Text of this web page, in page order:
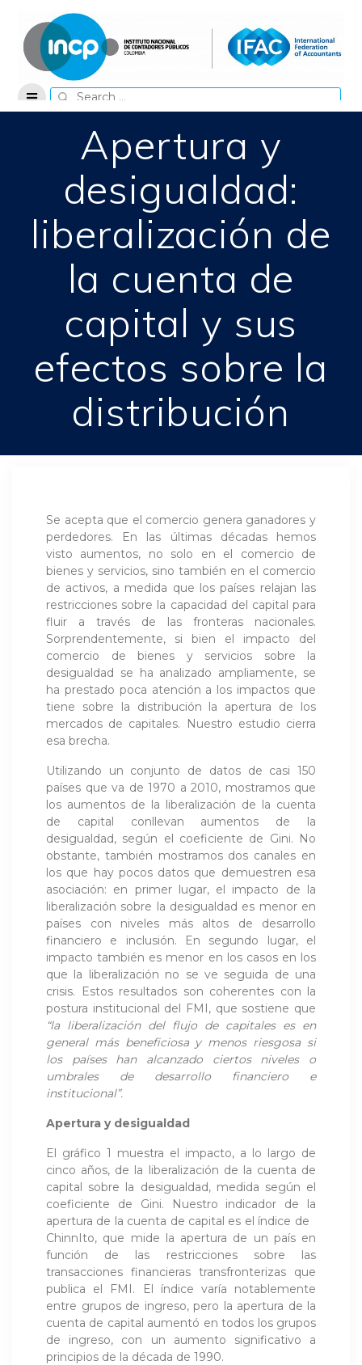
content
Search
for:
Apertura y
desigualdad:
liberalización de
la cuenta de
capital y sus
efectos sobre la
distribución
Se acepta que el comercio genera ganadores y
perdedores. En las últimas décadas hemos
visto aumentos, no solo en el comercio de
bienes y servicios, sino también en el comercio
de activos, a medida que los países relajan las
restricciones sobre la capacidad del capital para
fluir a través de las fronteras nacionales.
Sorprendentemente, si bien el impacto del
comercio de bienes y servicios sobre la
desigualdad se ha analizado ampliamente, se
ha prestado poca atención a los impactos que
tiene sobre la distribución la apertura de los
mercados de capitales. Nuestro estudio cierra
esa brecha.
Utilizando un conjunto de datos de casi 150
países que va de 1970 a 2010, mostramos que
los aumentos de la liberalización de la cuenta
de capital conllevan aumentos de la
desigualdad, según el coeficiente de Gini. No
obstante, también mostramos dos canales en
los que hay pocos datos que demuestren esa
asociación: en primer lugar, el impacto de la
liberalización sobre la desigualdad es menor en
países con niveles más altos de desarrollo
financiero e inclusión. En segundo lugar, el
impacto también es menor en los casos en los
que la liberalización no se ve seguida de una
crisis. Estos resultados son coherentes con la
postura institucional del FMI, que sostiene que
“la liberalización del flujo de capitales es en
general más beneficiosa y menos riesgosa si
los países han alcanzado ciertos niveles o
umbrales de desarrollo financiero e
institucional”.
Apertura y desigualdad
El gráfico 1 muestra el impacto, a lo largo de
cinco años, de la liberalización de la cuenta de
capital sobre la desigualdad, medida según el
coeficiente de Gini. Nuestro indicador de la
apertura de la cuenta de capital es el índice de
ChinnIto, que mide la apertura de un país en
función de las restricciones sobre las
transacciones financieras transfronterizas que
publica el FMI. El índice varía notablemente
entre grupos de ingreso, pero la apertura de la
cuenta de capital aumentó en todos los grupos
de ingreso, con un aumento significativo a
principios de la década de 1990.